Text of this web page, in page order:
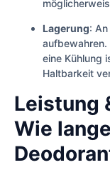
Lagerung:
aufbewahren.
eine Kühlung
Haltbarkeit
Leistung
Wie